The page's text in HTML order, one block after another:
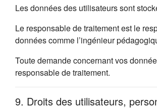
Les données des utilisateurs sont
Le responsable de traitement est le
données comme l’ingénieur
Toute demande concernant vos
responsable de traitement.
9. Droits des utilisateurs,